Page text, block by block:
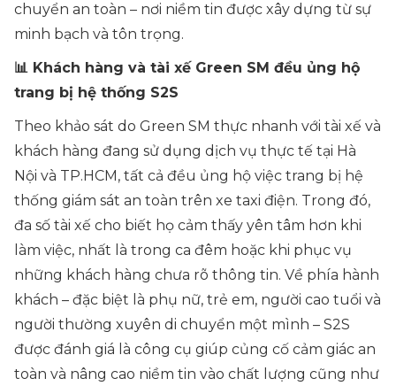
chuyển an toàn – nơi niềm tin được xây dựng từ sự
minh bạch và tôn trọng.
📊 Khách hàng và tài xế Green SM đều ủng hộ
trang bị hệ thống S2S
Theo khảo sát do Green SM thực nhanh với tài xế và
khách hàng đang sử dụng dịch vụ thực tế tại Hà
Nội và TP.HCM, tất cả đều ủng hộ việc trang bị hệ
thống giám sát an toàn trên xe taxi điện. Trong đó,
đa số tài xế cho biết họ cảm thấy yên tâm hơn khi
làm việc, nhất là trong ca đêm hoặc khi phục vụ
những khách hàng chưa rõ thông tin. Về phía hành
khách – đặc biệt là phụ nữ, trẻ em, người cao tuổi và
người thường xuyên di chuyển một mình – S2S
được đánh giá là công cụ giúp củng cố cảm giác an
toàn và nâng cao niềm tin vào chất lượng cũng như